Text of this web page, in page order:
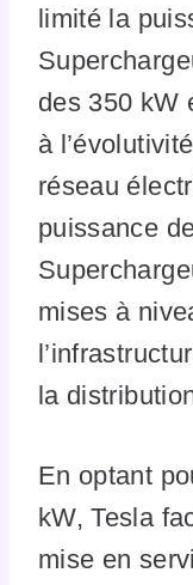
limité la
des 350 kW
à
réseau
puissance
mises à
la
En optant
kW, Tesla
mise en